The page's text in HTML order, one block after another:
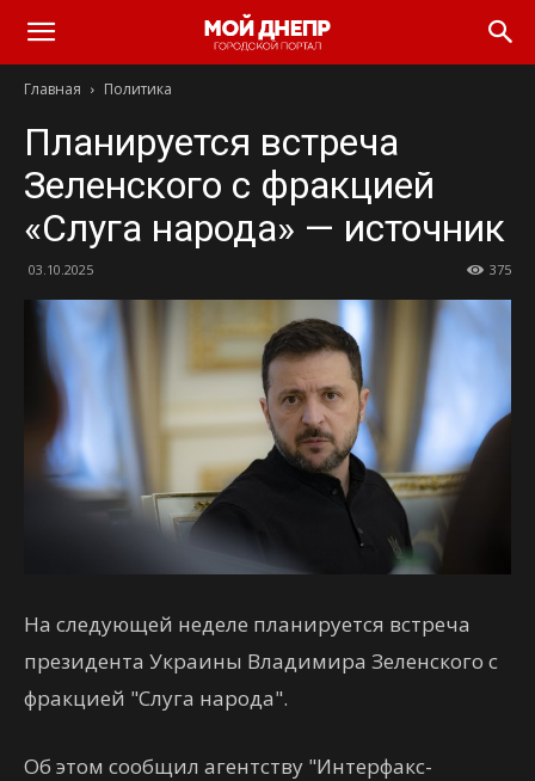
Главная Политика
Планируется встреча
Зеленского с фракцией
«Слуга народа» — источник
03.10.2025 375
На следующей неделе планируется встреча
президента Украины Владимира Зеленского с
фракцией "Слуга народа".
Об этом сообщил агентству "Интерфакс-